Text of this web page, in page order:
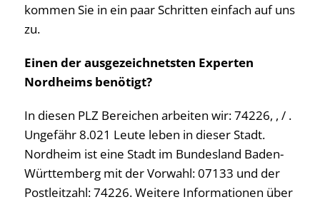
kommen Sie in ein paar Schritten einfach auf uns
zu.
Einen der ausgezeichnetsten Experten
Nordheims benötigt?
In diesen PLZ Bereichen arbeiten wir: 74226, , / .
Ungefähr 8.021 Leute leben in dieser Stadt.
Nordheim ist eine Stadt im Bundesland Baden-
Württemberg mit der Vorwahl: 07133 und der
Postleitzahl: 74226. Weitere Informationen über